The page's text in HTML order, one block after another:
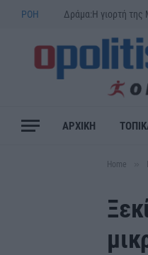
ΡΟΗ
ΑΡΧΙΚΗ
Home